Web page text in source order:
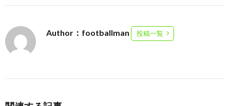
Author：footballman 投稿一覧